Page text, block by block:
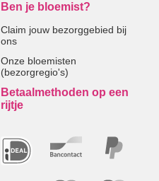
Ben je bloemist?
Claim jouw bezorggebied bij
ons
Onze bloemisten
(bezorgregio's)
Betaalmethoden op een
rijtje